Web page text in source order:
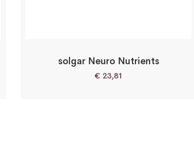
solgar Neuro Nutrients
€ 23,81